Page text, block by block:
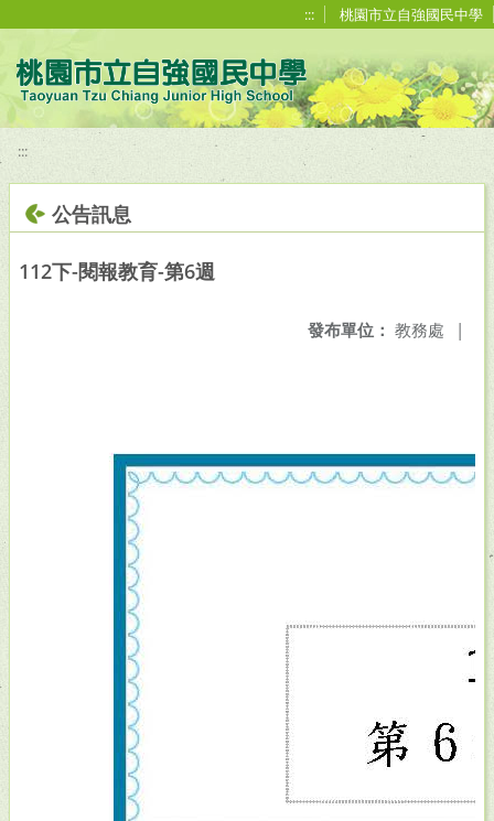
::: 桃園市立自強國民中學
:::
公告訊息
112下-閱報教育-第6週
發布單位： 教務處 |